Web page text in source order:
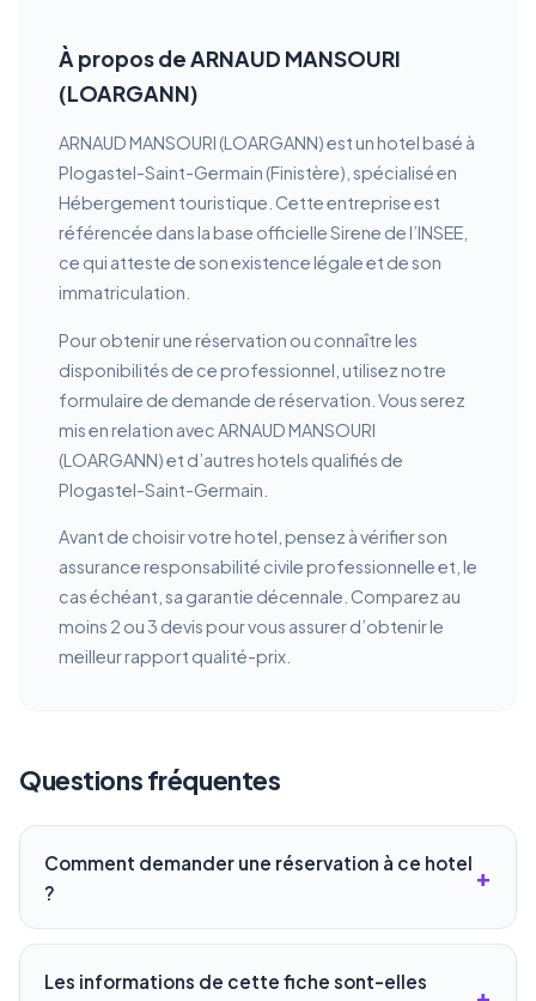
À propos de ARNAUD MANSOURI
(LOARGANN)
ARNAUD MANSOURI (LOARGANN) est un hotel basé à
Plogastel-Saint-Germain (Finistère), spécialisé en
Hébergement touristique. Cette entreprise est
référencée dans la base officielle Sirene de l’INSEE,
ce qui atteste de son existence légale et de son
immatriculation.
Pour obtenir une réservation ou connaître les
disponibilités de ce professionnel, utilisez notre
formulaire de demande de réservation. Vous serez
mis en relation avec ARNAUD MANSOURI
(LOARGANN) et d’autres hotels qualifiés de
Plogastel-Saint-Germain.
Avant de choisir votre hotel, pensez à vérifier son
assurance responsabilité civile professionnelle et, le
cas échéant, sa garantie décennale. Comparez au
moins 2 ou 3 devis pour vous assurer d’obtenir le
meilleur rapport qualité-prix.
Questions fréquentes
Comment demander une réservation à ce hotel
?
Les informations de cette fiche sont-elles